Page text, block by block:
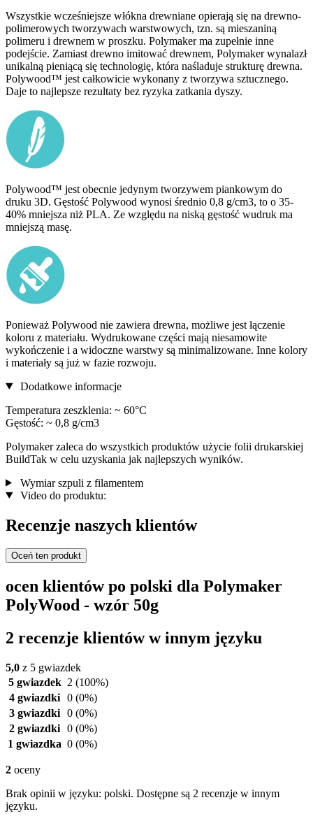
Wszystkie wcześniejsze włókna drewniane opierają się na drewno-
polimerowych tworzywach warstwowych, tzn. są mieszaniną
polimeru i drewnem w proszku. Polymaker ma zupełnie inne
podejście. Zamiast drewno imitować drewnem, Polymaker wynalazł
unikalną pieniącą się technologię, która naśladuje strukturę drewna.
Polywood™ jest całkowicie wykonany z tworzywa sztucznego.
Daje to najlepsze rezultaty bez ryzyka zatkania dyszy.
Polywood™ jest obecnie jedynym tworzywem piankowym do
druku 3D. Gęstość Polywood wynosi średnio 0,8 g/cm3, to o 35-
40% mniejsza niż PLA. Ze względu na niską gęstość wudruk ma
mniejszą masę.
Ponieważ Polywood nie zawiera drewna, możliwe jest łączenie
koloru z materiału. Wydrukowane części mają niesamowite
wykończenie i a widoczne warstwy są minimalizowane. Inne kolory
i materiały są już w fazie rozwoju.
Dodatkowe informacje
Temperatura zeszklenia: ~ 60°C
Gęstość: ~ 0,8 g/cm3
Polymaker zaleca do wszystkich produktów użycie folii drukarskiej
BuildTak w celu uzyskania jak najlepszych wyników.
Wymiar szpuli z filamentem
Video do produktu:
Recenzje naszych klientów
Oceń ten produkt
ocen klientów po polski dla Polymaker
PolyWood - wzór 50g
2 recenzje klientów w innym języku
5,0 z 5 gwiazdek
5 gwiazdek 2 (100%)
4 gwiazdki 0 (0%)
3 gwiazdki 0 (0%)
2 gwiazdki 0 (0%)
1 gwiazdka 0 (0%)
2 oceny
Brak opinii w języku: polski. Dostępne są 2 recenzje w innym
języku.